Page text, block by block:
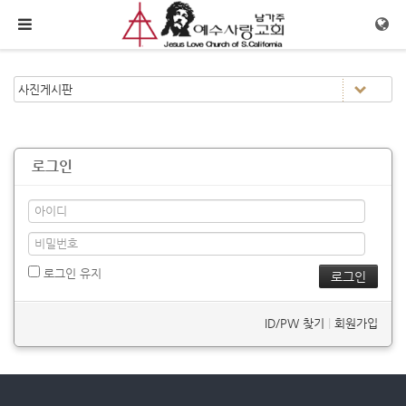
메뉴 건너뛰기
로그인
로그인 유지
ID/PW 찾기 회원가입